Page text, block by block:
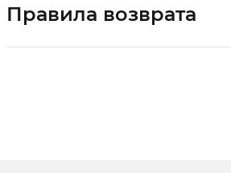
Правила возврата